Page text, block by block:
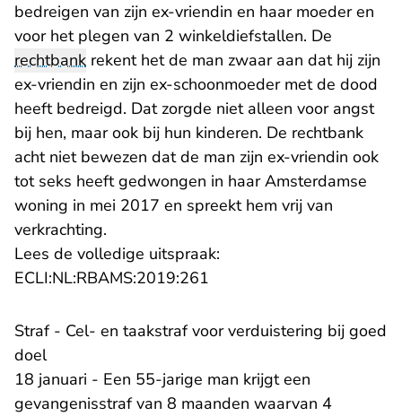
bedreigen van zijn ex-vriendin en haar moeder en
voor het plegen van 2 winkeldiefstallen. De
rechtbank rekent het de man zwaar aan dat hij zijn
ex-vriendin en zijn ex-schoonmoeder met de dood
heeft bedreigd. Dat zorgde niet alleen voor angst
bij hen, maar ook bij hun kinderen. De rechtbank
acht niet bewezen dat de man zijn ex-vriendin ook
tot seks heeft gedwongen in haar Amsterdamse
woning in mei 2017 en spreekt hem vrij van
verkrachting.
Lees de volledige uitspraak:
ECLI:NL:RBAMS:2019:261
Straf - Cel- en taakstraf voor verduistering bij goed
doel
18 januari - Een 55-jarige man krijgt een
gevangenisstraf van 8 maanden waarvan 4